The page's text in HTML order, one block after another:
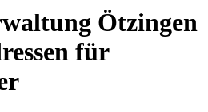
Ötzingen
für